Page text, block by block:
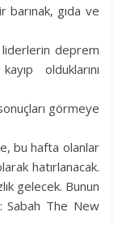
barınak, gıda ve
liderlerin deprem
olduklarını
görmeye
bu hafta olanlar
hatırlanacak.
gelecek. Bunun
: Sabah The New